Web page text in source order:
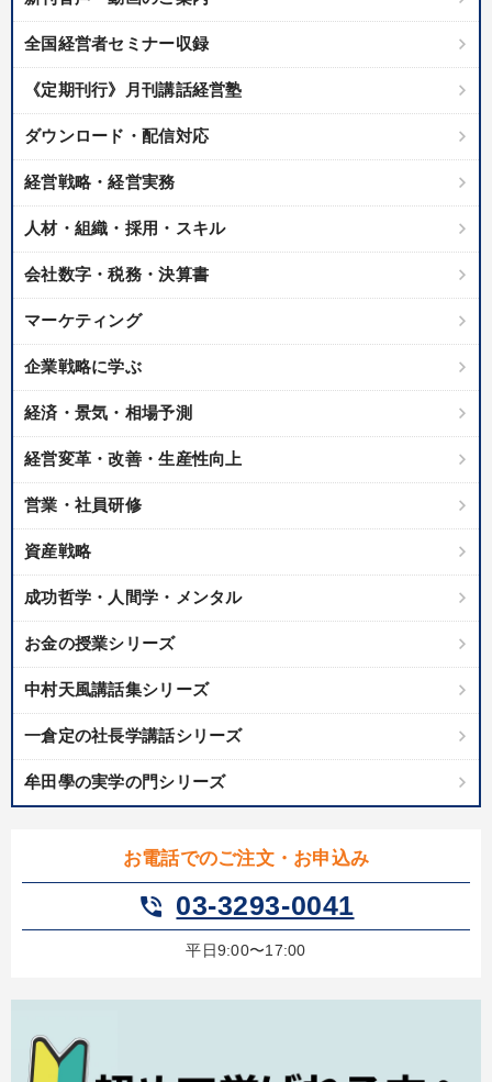
全国経営者セミナー収録
《定期刊行》月刊講話経営塾
ダウンロード・配信対応
経営戦略・経営実務
人材・組織・採用・スキル
会社数字・税務・決算書
マーケティング
企業戦略に学ぶ
経済・景気・相場予測
経営変革・改善・生産性向上
営業・社員研修
資産戦略
成功哲学・人間学・メンタル
お金の授業シリーズ
中村天風講話集シリーズ
一倉定の社長学講話シリーズ
牟田學の実学の門シリーズ
お電話でのご注文・お申込み
phone_in_talk 03-3293-0041
平日9:00〜17:00